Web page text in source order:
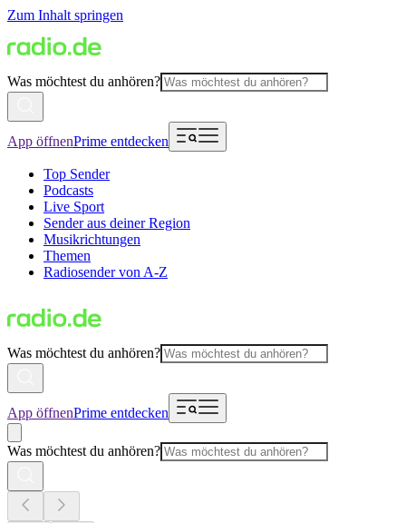
Zum Inhalt springen
Was möchtest du anhören?
App öffnenPrime entdecken
Top Sender
Podcasts
Live Sport
Sender aus deiner Region
Musikrichtungen
Themen
Radiosender von A-Z
Was möchtest du anhören?
App öffnenPrime entdecken
Was möchtest du anhören?